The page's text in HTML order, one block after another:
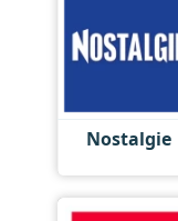
Nostalgie